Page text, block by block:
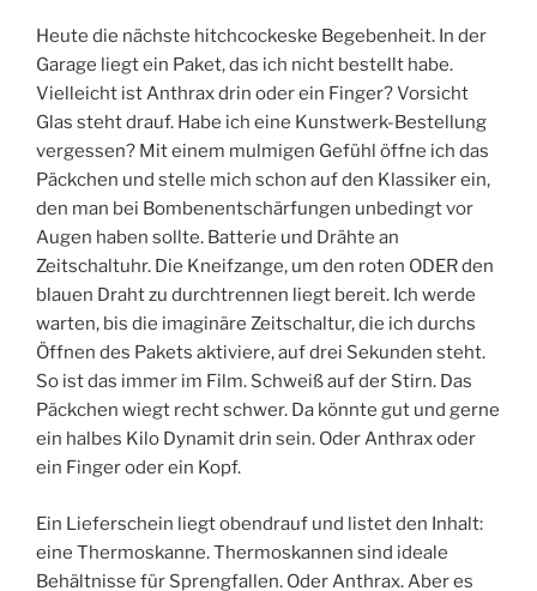
Heute die nächste hitchcockeske Begebenheit. In der
Garage liegt ein Paket, das ich nicht bestellt habe.
Vielleicht ist Anthrax drin oder ein Finger? Vorsicht
Glas steht drauf. Habe ich eine Kunstwerk-Bestellung
vergessen? Mit einem mulmigen Gefühl öffne ich das
Päckchen und stelle mich schon auf den Klassiker ein,
den man bei Bombenentschärfungen unbedingt vor
Augen haben sollte. Batterie und Drähte an
Zeitschaltuhr. Die Kneifzange, um den roten ODER den
blauen Draht zu durchtrennen liegt bereit. Ich werde
warten, bis die imaginäre Zeitschaltur, die ich durchs
Öffnen des Pakets aktiviere, auf drei Sekunden steht.
So ist das immer im Film. Schweiß auf der Stirn. Das
Päckchen wiegt recht schwer. Da könnte gut und gerne
ein halbes Kilo Dynamit drin sein. Oder Anthrax oder
ein Finger oder ein Kopf.
Ein Lieferschein liegt obendrauf und listet den Inhalt:
eine Thermoskanne. Thermoskannen sind ideale
Behältnisse für Sprengfallen. Oder Anthrax. Aber es